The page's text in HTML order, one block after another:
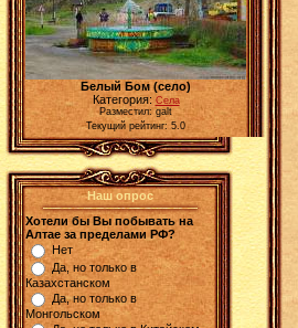
Белый Бом (село)
Категория: Села
Разместил: galt
Текущий рейтинг: 5.0
Наш опрос
Хотели бы Вы побывать на
Алтае за пределами РФ?
Нет
Да, но только в
Казахстанском
Да, но только в
Монгольском